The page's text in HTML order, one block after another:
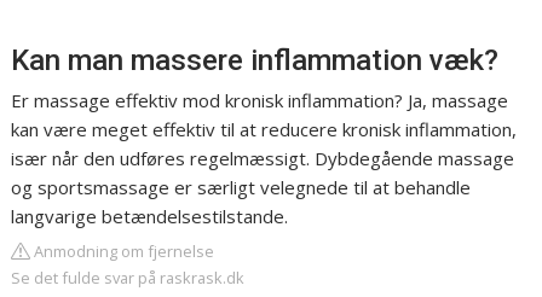
Kan man massere inflammation væk?
Er massage effektiv mod kronisk inflammation? Ja, massage
kan være meget effektiv til at reducere kronisk inflammation,
især når den udføres regelmæssigt. Dybdegående massage
og sportsmassage er særligt velegnede til at behandle
langvarige betændelsestilstande.
Anmodning om fjernelse
Se det fulde svar på raskrask.dk